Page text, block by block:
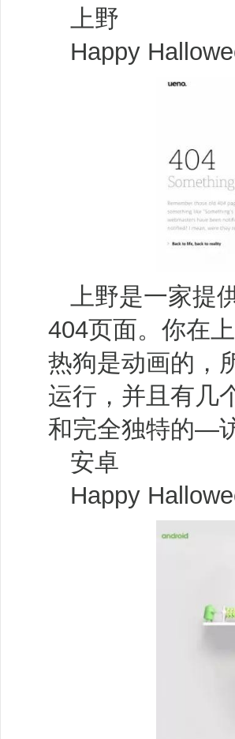
上野
Happy
上野是一家提
404页面。你在
热狗是动画的，
运行，并且有几
和完全独特的—
安卓
Happy